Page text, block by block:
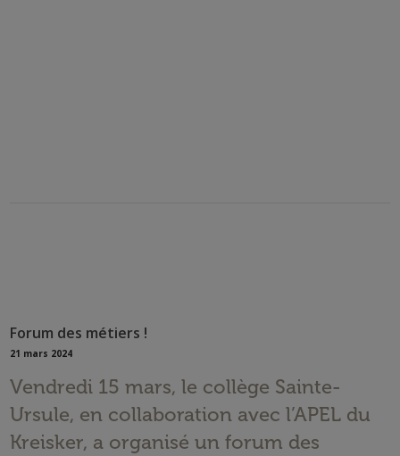
Forum des métiers !
21 mars 2024
Vendredi 15 mars, le collège Sainte-
Ursule, en collaboration avec l’APEL du
Kreisker, a organisé un forum des